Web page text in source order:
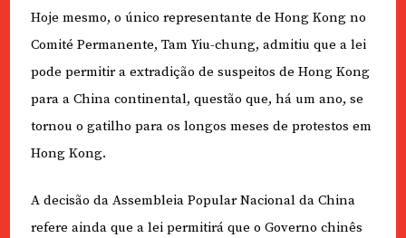
Hoje mesmo, o único representante de Hong Kong no
Comité Permanente, Tam Yiu-chung, admitiu que a lei
pode permitir a extradição de suspeitos de Hong Kong
para a China continental, questão que, há um ano, se
tornou o gatilho para os longos meses de protestos em
Hong Kong.
A decisão da Assembleia Popular Nacional da China
refere ainda que a lei permitirá que o Governo chinês